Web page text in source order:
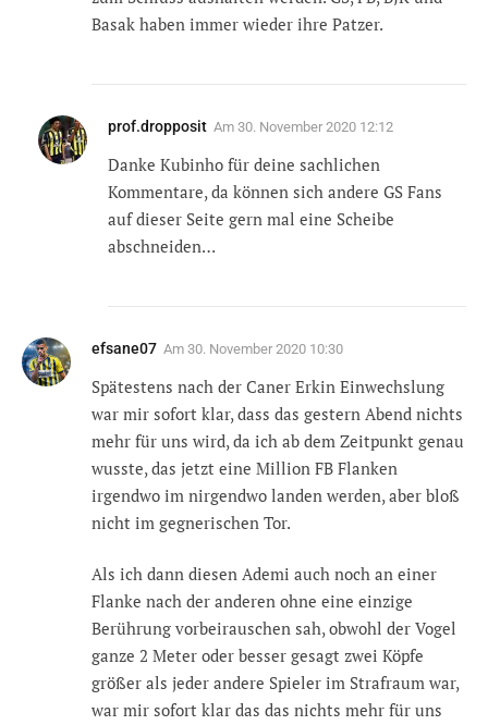
Basak haben immer wieder ihre Patzer.
prof.dropposit Am 30. November 2020 12:12
Danke Kubinho für deine sachlichen
Kommentare, da können sich andere GS Fans
auf dieser Seite gern mal eine Scheibe
abschneiden…
efsane07 Am 30. November 2020 10:30
Spätestens nach der Caner Erkin Einwechslung
war mir sofort klar, dass das gestern Abend nichts
mehr für uns wird, da ich ab dem Zeitpunkt genau
wusste, das jetzt eine Million FB Flanken
irgendwo im nirgendwo landen werden, aber bloß
nicht im gegnerischen Tor.
Als ich dann diesen Ademi auch noch an einer
Flanke nach der anderen ohne eine einzige
Berührung vorbeirauschen sah, obwohl der Vogel
ganze 2 Meter oder besser gesagt zwei Köpfe
größer als jeder andere Spieler im Strafraum war,
war mir sofort klar das das nichts mehr für uns